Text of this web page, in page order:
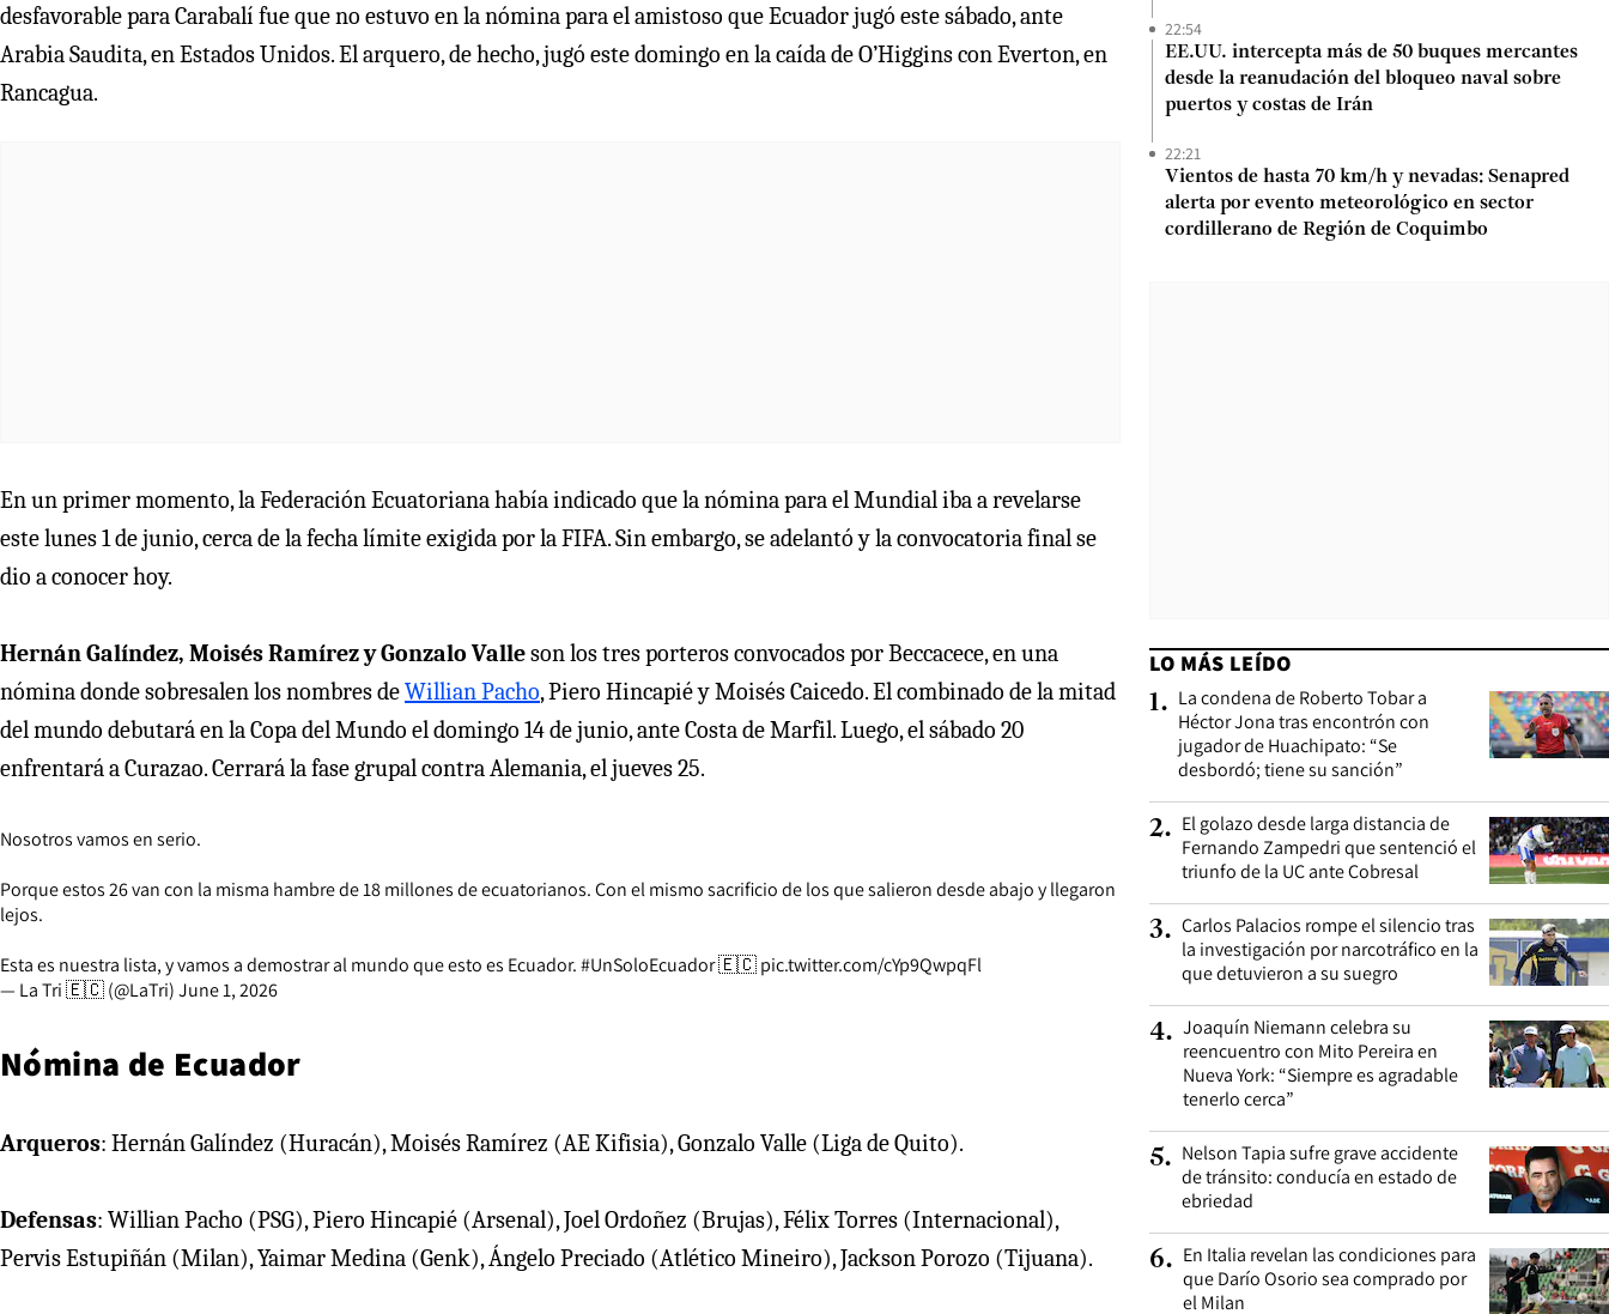
desfavorable para Carabalí fue que no estuvo en la nómina para el amistoso que Ecuador jugó este sábado, ante
Arabia Saudita, en Estados Unidos. El arquero, de hecho, jugó este domingo en la caída de O’Higgins con Everton, en
Rancagua.
En un primer momento, la Federación Ecuatoriana había indicado que la nómina para el Mundial iba a revelarse
este lunes 1 de junio, cerca de la fecha límite exigida por la FIFA. Sin embargo, se adelantó y la convocatoria final se
dio a conocer hoy.
Hernán Galíndez, Moisés Ramírez y Gonzalo Valleson los tres porteros convocados por Beccacece, en una
nómina donde sobresalen los nombres deWillian Pacho, Piero Hincapié y Moisés Caicedo. El combinado de la mitad
del mundo debutará en la Copa del Mundo el domingo 14 de junio, ante Costa de Marfil. Luego, el sábado 20
enfrentará a Curazao. Cerrará la fase grupal contra Alemania, el jueves 25.
Nosotros vamos en serio.
Porque estos 26 van con la misma hambre de 18 millones de ecuatorianos. Con el mismo sacrificio de los que salieron desde abajo y llegaron
lejos.
Esta es nuestra lista, y vamos a demostrar al mundo que esto es Ecuador.#UnSoloEcuador🇪🇨pic.twitter.com/cYp9QwpqFl
— La Tri 🇪🇨 (@LaTri)June 1, 2026
Nómina de Ecuador
Arqueros: Hernán Galíndez (Huracán), Moisés Ramírez (AE Kifisia), Gonzalo Valle (Liga de Quito).
Defensas: Willian Pacho (PSG), Piero Hincapié (Arsenal), Joel Ordoñez (Brujas), Félix Torres (Internacional),
Pervis Estupiñán (Milan), Yaimar Medina (Genk), Ángelo Preciado (Atlético Mineiro), Jackson Porozo (Tijuana).
22:54
EE.UU. intercepta más de 50 buques mercantes
desde la reanudación del bloqueo naval sobre
puertos y costas de Irán
22:21
Vientos de hasta 70 km/h y nevadas: Senapred
alerta por evento meteorológico en sector
cordillerano de Región de Coquimbo
LO MÁS LEÍDO
1. La condena de Roberto Tobar a
Héctor Jona tras encontrón con
jugador de Huachipato: “Se
desbordó; tiene su sanción”
2. El golazo desde larga distancia de
Fernando Zampedri que sentenció el
triunfo de la UC ante Cobresal
3. Carlos Palacios rompe el silencio tras
la investigación por narcotráfico en la
que detuvieron a su suegro
4. Joaquín Niemann celebra su
reencuentro con Mito Pereira en
Nueva York: “Siempre es agradable
tenerlo cerca”
5. Nelson Tapia sufre grave accidente
de tránsito: conducía en estado de
ebriedad
6. En Italia revelan las condiciones para
que Darío Osorio sea comprado por
el Milan